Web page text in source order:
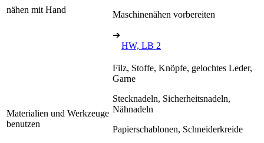
nähen mit Hand
Maschinenähen vorbereiten
➔
HW, LB 2
Materialien und Werkzeuge
benutzen
Filz, Stoffe, Knöpfe, gelochtes Leder,
Garne
Stecknadeln, Sicherheitsnadeln,
Nähnadeln
Papierschablonen, Schneiderkreide